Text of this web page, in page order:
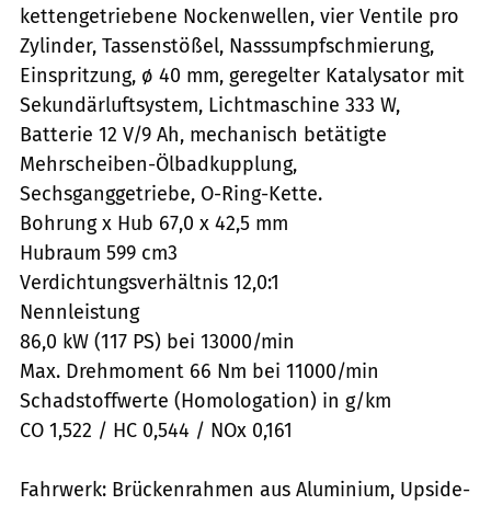
kettengetriebene Nockenwellen, vier Ventile pro
Zylinder, Tassenstößel, Nasssumpfschmierung,
Einspritzung, ø 40 mm, geregelter Katalysator mit
Sekundärluftsystem, Lichtmaschine 333 W,
Batterie 12 V/9 Ah, mechanisch betätigte
Mehrscheiben-Ölbadkupplung,
Sechsganggetriebe, O-Ring-Kette.
Bohrung x Hub 67,0 x 42,5 mm
Hubraum 599 cm3
Verdichtungsverhältnis 12,0:1
Nennleistung
86,0 kW (117 PS) bei 13000/min
Max. Drehmoment 66 Nm bei 11000/min
Schadstoffwerte (Homologation) in g/km
CO 1,522 / HC 0,544 / NOx 0,161
Fahrwerk: Brückenrahmen aus Aluminium, Upside-